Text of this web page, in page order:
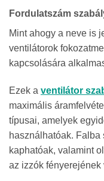
Fordulatszám
Mint ahogy a neve is
ventilátorok
kapcsolására
Ezek a ventilátor
maximális
típusai, amelyek
használhatóak.
kaphatóak, valamint
az izzók fényerejének